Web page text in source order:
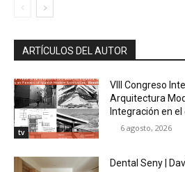
ARTÍCULOS DEL AUTOR
tv
VIII Congreso
Arquitectura
Integración en
6 agosto, 2026
Dental Seny |